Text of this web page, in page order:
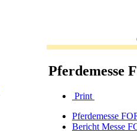
Pferdemesse
Print
Pferdemesse
Bericht Messe